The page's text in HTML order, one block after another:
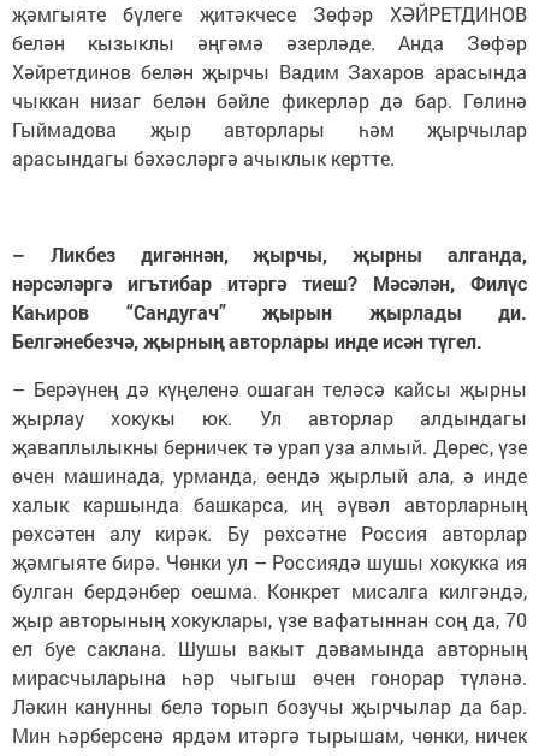
җәмгыяте бүлеге җитәкчесе Зөфәр ХӘЙРЕТДИНОВ
белән кызыклы әңгәмә әзерләде. Анда Зөфәр
Хәйретдинов белән җырчы Вадим Захаров арасында
чыккан низаг белән бәйле фикерләр дә бар. Гөлинә
Гыймадова җыр авторлары һәм җырчылар
арасындагы бәхәсләргә ачыклык кертте.
– Ликбез дигәннән, җырчы, җырны алганда,
нәрсәләргә игътибар итәргә тиеш? Мәсәлән, Филүс
Каһиров “Сандугач” җырын җырлады ди.
Белгәнебезчә, җырның авторлары инде исән түгел.
– Берәүнең дә күңеленә ошаган теләсә кайсы җырны
җырлау хокукы юк. Ул авторлар алдындагы
җаваплылыкны берничек тә урап уза алмый. Дөрес, үзе
өчен машинада, урманда, өендә җырлый ала, ә инде
халык каршында башкарса, иң әүвәл авторларның
рөхсәтен алу кирәк. Бу рөхсәтне Россия авторлар
җәмгыяте бирә. Чөнки ул – Россиядә шушы хокукка ия
булган бердәнбер оешма. Конкрет мисалга килгәндә,
җыр авторының хокуклары, үзе вафатыннан соң да, 70
ел буе саклана. Шушы вакыт дәвамында авторның
мирасчыларына һәр чыгыш өчен гонорар түләнә.
Ләкин канунны белә торып бозучы җырчылар да бар.
Мин һәрберсенә ярдәм итәргә тырышам, чөнки, ничек